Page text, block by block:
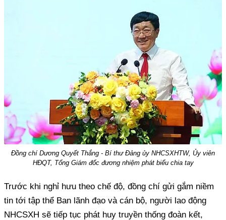
Đồng chí Dương Quyết Thắng - Bí thư Đảng ủy NHCSXHTW, Ủy viên
HĐQT, Tổng Giám đốc đương nhiệm phát biểu chia tay
Trước khi nghỉ hưu theo chế độ, đồng chí gửi gắm niềm
tin tới tập thể Ban lãnh đạo và cán bộ, người lao động
NHCSXH sẽ tiếp tục phát huy truyền thống đoàn kết,